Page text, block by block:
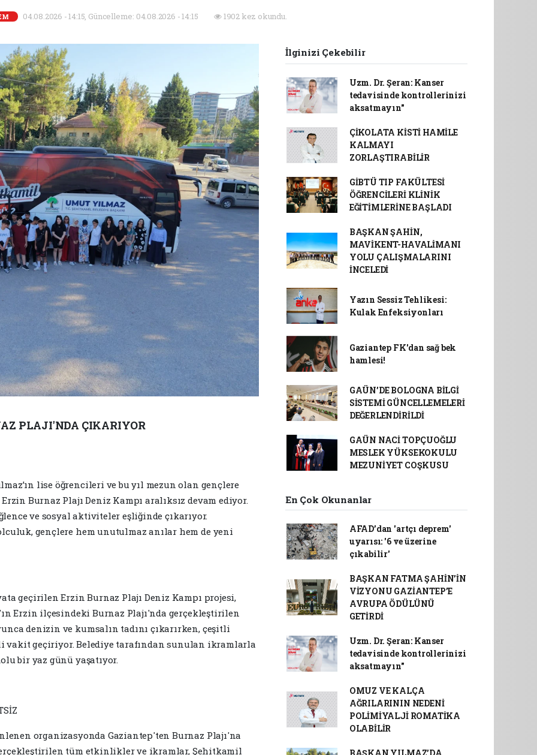
04.08.2026 - 14:15, Güncelleme: 04.08.2026 - 14:15 1902 kez okundu.
PLAJI'NDA ÇIKARIYOR
lise öğrencileri ve bu yıl mezun olan gençlere
Burnaz Plajı Deniz Kampı aralıksız devam ediyor.
ve sosyal aktiviteler eşliğinde çıkarıyor.
gençlere hem unutulmaz anılar hem de yeni
geçirilen Erzin Burnaz Plajı Deniz Kampı projesi,
Erzin ilçesindeki Burnaz Plajı'nda gerçekleştirilen
denizin ve kumsalın tadını çıkarırken, çeşitli
geçiriyor. Belediye tarafından sunulan ikramlarla
bir yaz günü yaşatıyor.
organizasyonda Gaziantep'ten Burnaz Plajı'na
tüm etkinlikler ve ikramlar, Şehitkamil
İlginizi Çekebilir
Uzm. Dr. Şeran: Kanser
tedavisinde kontrollerinizi
aksatmayın"
ÇİKOLATA KİSTİ HAMİLE
KALMAYI
ZORLAŞTIRABİLİR
GİBTÜ TIP FAKÜLTESİ
ÖĞRENCİLERİ KLİNİK
EĞİTİMLERİNE BAŞLADI
BAŞKAN ŞAHİN,
MAVİKENT-HAVALİMANI
YOLU ÇALIŞMALARINI
İNCELEDİ
Yazın Sessiz Tehlikesi:
Kulak Enfeksiyonları
Gaziantep FK'dan sağ bek
hamlesi!
GAÜN’DE BOLOGNA BİLGİ
SİSTEMİ GÜNCELLEMELERİ
DEĞERLENDİRİLDİ
GAÜN NACİ TOPÇUOĞLU
MESLEK YÜKSEKOKULU
MEZUNİYET COŞKUSU
En Çok Okunanlar
AFAD’dan 'artçı deprem'
uyarısı: '6 ve üzerine
çıkabilir'
BAŞKAN FATMA ŞAHİN’İN
VİZYONU GAZİANTEP’E
AVRUPA ÖDÜLÜNÜ
GETİRDİ
Uzm. Dr. Şeran: Kanser
tedavisinde kontrollerinizi
aksatmayın"
OMUZ VE KALÇA
AĞRILARININ NEDENİ
POLİMİYALJİ ROMATİKA
OLABİLİR